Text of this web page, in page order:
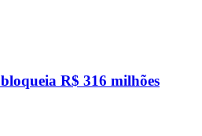
R$ 316 milhões